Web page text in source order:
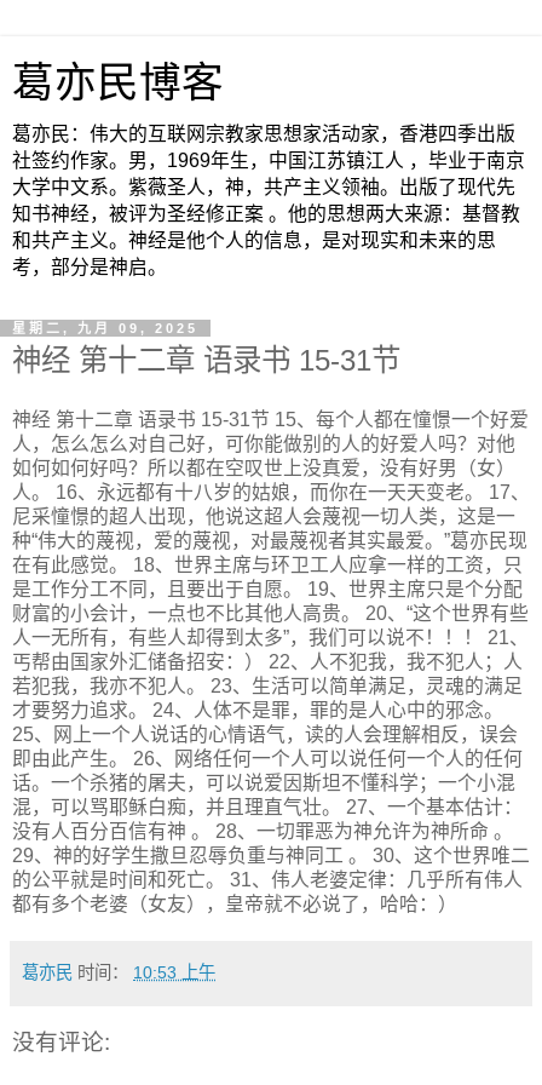
葛亦民博客
葛亦民：伟大的互联网宗教家思想家活动家，香港四季出版
社签约作家。男，1969年生，中国江苏镇江人 ，毕业于南京
大学中文系。紫薇圣人，神，共产主义领袖。出版了现代先
知书神经，被评为圣经修正案 。他的思想两大来源：基督教
和共产主义。神经是他个人的信息，是对现实和未来的思
考，部分是神启。
星期二, 九月 09, 2025
神经 第十二章 语录书 15-31节
神经 第十二章 语录书 15-31节 15、每个人都在憧憬一个好爱
人，怎么怎么对自己好，可你能做别的人的好爱人吗？对他
如何如何好吗？所以都在空叹世上没真爱，没有好男（女）
人。 16、永远都有十八岁的姑娘，而你在一天天变老。 17、
尼采憧憬的超人出现，他说这超人会蔑视一切人类，这是一
种“伟大的蔑视，爱的蔑视，对最蔑视者其实最爱。”葛亦民现
在有此感觉。 18、世界主席与环卫工人应拿一样的工资，只
是工作分工不同，且要出于自愿。 19、世界主席只是个分配
财富的小会计，一点也不比其他人高贵。 20、“这个世界有些
人一无所有，有些人却得到太多”，我们可以说不！！！ 21、
丐帮由国家外汇储备招安：） 22、人不犯我，我不犯人；人
若犯我，我亦不犯人。 23、生活可以简单满足，灵魂的满足
才要努力追求。 24、人体不是罪，罪的是人心中的邪念。
25、网上一个人说话的心情语气，读的人会理解相反，误会
即由此产生。 26、网络任何一个人可以说任何一个人的任何
话。一个杀猪的屠夫，可以说爱因斯坦不懂科学；一个小混
混，可以骂耶稣白痴，并且理直气壮。 27、一个基本估计：
没有人百分百信有神 。 28、一切罪恶为神允许为神所命 。
29、神的好学生撒旦忍辱负重与神同工 。 30、这个世界唯二
的公平就是时间和死亡。 31、伟人老婆定律：几乎所有伟人
都有多个老婆（女友），皇帝就不必说了，哈哈：）
葛亦民 时间： 10:53 上午
没有评论: